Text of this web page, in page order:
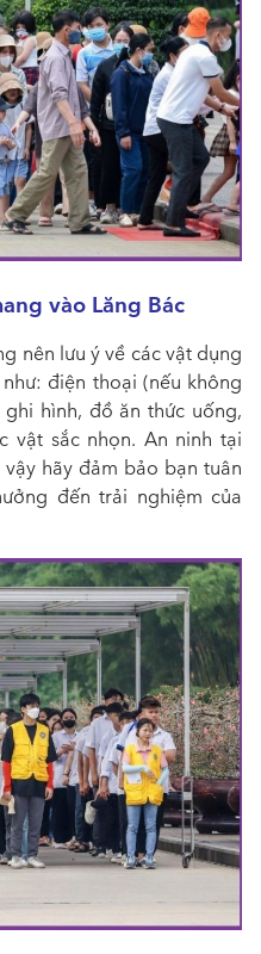
vào Lăng Bác
nên lưu ý về các vật dụng
điện thoại (nếu không
hình, đồ ăn thức uống,
vật sắc nhọn. An ninh tại
hãy đảm bảo bạn tuân
đến trải nghiệm của